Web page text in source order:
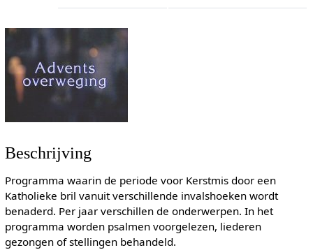
Beschrijving
Programma waarin de periode voor Kerstmis door een
Katholieke bril vanuit verschillende invalshoeken wordt
benaderd. Per jaar verschillen de onderwerpen. In het
programma worden psalmen voorgelezen, liederen
gezongen of stellingen behandeld.